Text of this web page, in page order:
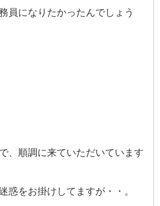
員になりたかったんでしょう
、順調に来ていただいています
惑をお掛けしてますが・・。